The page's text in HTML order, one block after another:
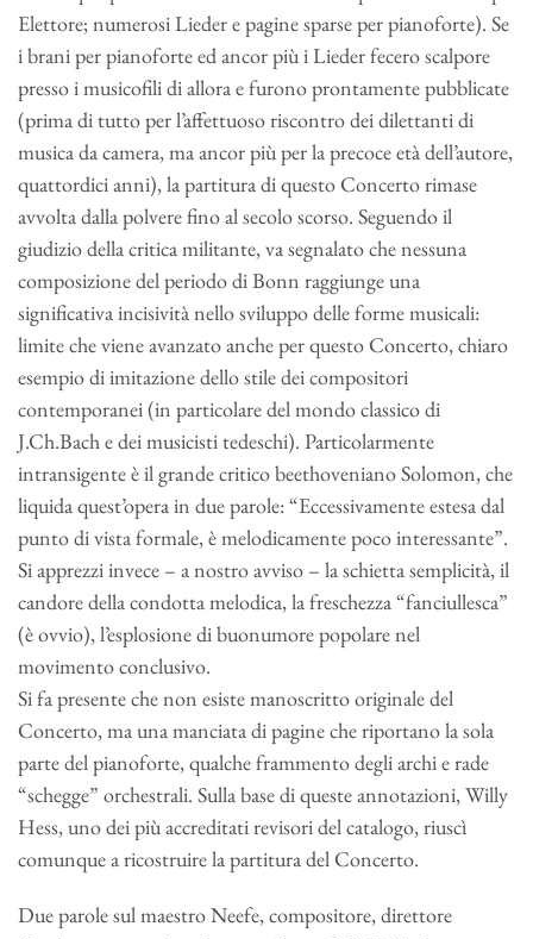
Elettore; numerosi Lieder e pagine sparse per pianoforte). Se
i brani per pianoforte ed ancor più i Lieder fecero scalpore
presso i musicofili di allora e furono prontamente pubblicate
(prima di tutto per l’affettuoso riscontro dei dilettanti di
musica da camera, ma ancor più per la precoce età dell’autore,
quattordici anni), la partitura di questo Concerto rimase
avvolta dalla polvere fino al secolo scorso. Seguendo il
giudizio della critica militante, va segnalato che nessuna
composizione del periodo di Bonn raggiunge una
significativa incisività nello sviluppo delle forme musicali:
limite che viene avanzato anche per questo Concerto, chiaro
esempio di imitazione dello stile dei compositori
contemporanei (in particolare del mondo classico di
J.Ch.Bach e dei musicisti tedeschi). Particolarmente
intransigente è il grande critico beethoveniano Solomon, che
liquida quest’opera in due parole: “Eccessivamente estesa dal
punto di vista formale, è melodicamente poco interessante”.
Si apprezzi invece – a nostro avviso – la schietta semplicità, il
candore della condotta melodica, la freschezza “fanciullesca”
(è ovvio), l’esplosione di buonumore popolare nel
movimento conclusivo.
Si fa presente che non esiste manoscritto originale del
Concerto, ma una manciata di pagine che riportano la sola
parte del pianoforte, qualche frammento degli archi e rade
“schegge” orchestrali. Sulla base di queste annotazioni, Willy
Hess, uno dei più accreditati revisori del catalogo, riuscì
comunque a ricostruire la partitura del Concerto.
Due parole sul maestro Neefe, compositore, direttore